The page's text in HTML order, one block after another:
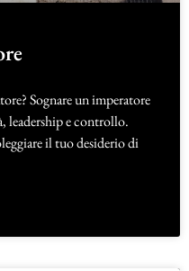
Sognare un imperatore
leadership e controllo.
il tuo desiderio di